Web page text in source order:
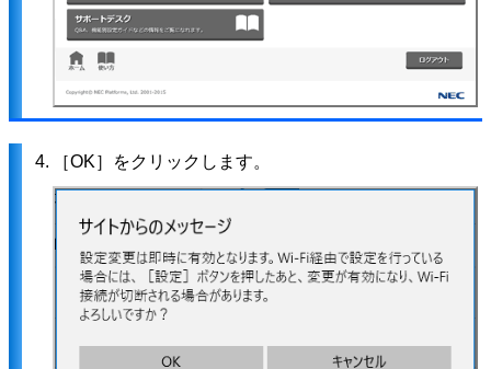
4. ［OK］をクリックします。